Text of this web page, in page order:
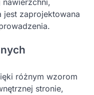
jest zaprojektowana
różnym wzorom
stronie,